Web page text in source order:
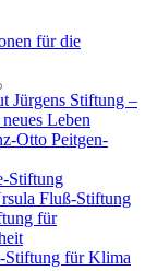
für die
Jürgens Stiftung –
Leben
Otto Peitgen-
Stiftung
Fluß-Stiftung
für
für Klima